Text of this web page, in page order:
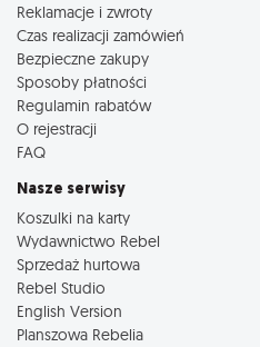
Reklamacje i zwroty
Czas realizacji zamówień
Bezpieczne zakupy
Sposoby płatności
Regulamin rabatów
O rejestracji
FAQ
Nasze serwisy
Koszulki na karty
Wydawnictwo Rebel
Sprzedaż hurtowa
Rebel Studio
English Version
Planszowa Rebelia